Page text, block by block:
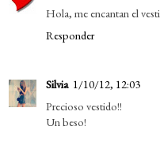
Hola, me encantan el
Responder
Silvia 1/10/12, 12:03
Precioso vestido!!
Un beso!